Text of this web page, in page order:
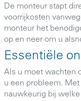
De monteur stapt
voorrijkosten
monteur het
op en neer om u
Essentiële
Als u moet wachten
u een probleem.
nauwkeurig bij